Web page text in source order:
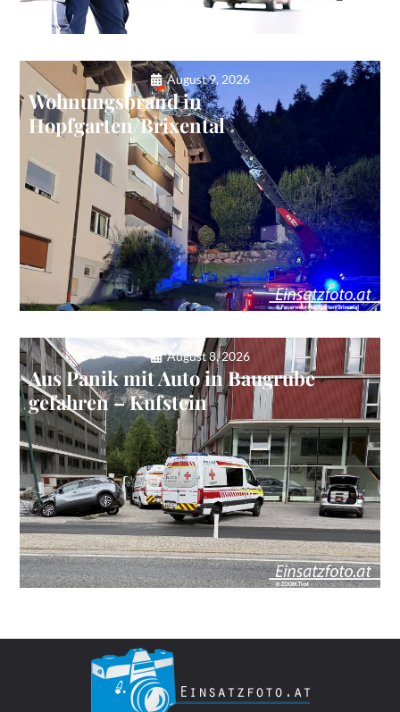
August 9, 2026
Wohnungsbrand in
Hopfgarten/Brixental
August 8, 2026
Aus Panik mit Auto in Baugrube
gefahren – Kufstein